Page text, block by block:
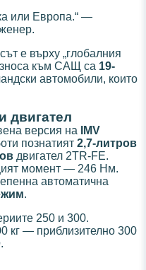
или Европа.“ —
е върху „глобалния
към САЩ са 19-
автомобили, които
двигател
версия на
IMV
познатият 2,7-литров
двигател 2TR-FE.
момент — 246 Нм.
автоматична
.
250 и 300.
кг — приблизително 300